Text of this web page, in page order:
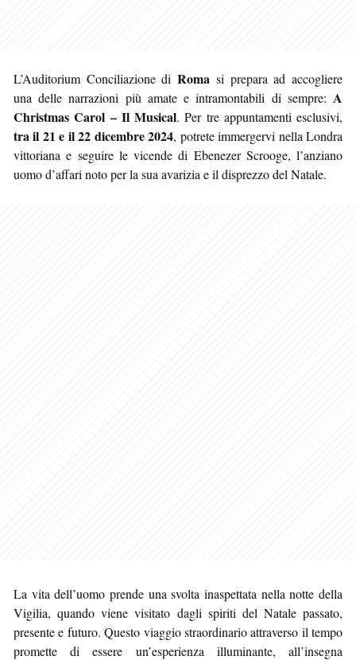
L’Auditorium Conciliazione diRoma si prepara ad accogliere
una delle narrazioni più amate e intramontabili di sempre: A
Christmas Carol – Il Musical. Per tre appuntamenti esclusivi,
tra il 21 e il 22 dicembre 2024, potrete immergervi nella Londra
vittoriana e seguire le vicende di Ebenezer Scrooge, l’anziano
uomo d’affari noto per la sua avarizia e il disprezzo del Natale.
La vita dell’uomo prende una svolta inaspettata nella notte della
Vigilia, quando viene visitato dagli spiriti del Natale passato,
presente e futuro. Questo viaggio straordinario attraverso il tempo
promette di essere un’esperienza illuminante, all’insegna